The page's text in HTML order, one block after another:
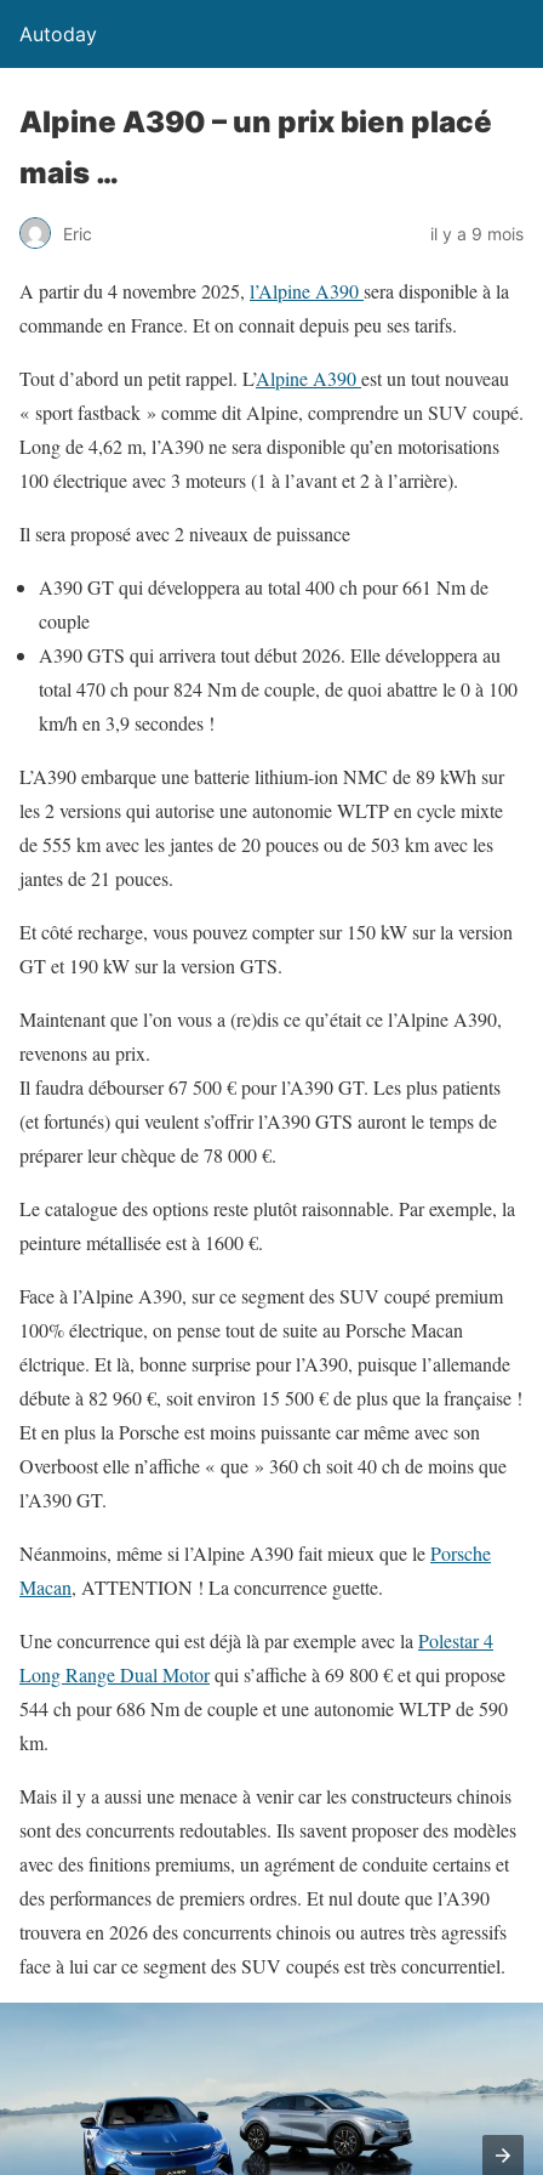
Autoday
Alpine A390 – un prix bien placé
mais …
Eric il y a 9 mois
A partir du 4 novembre 2025, l’Alpine A390sera disponible à la
commande en France. Et on connait depuis peu ses tarifs.
Tout d’abord un petit rappel. L’Alpine A390est un tout nouveau
« sport fastback » comme dit Alpine, comprendre un SUV coupé.
Long de 4,62 m, l’A390 ne sera disponible qu’en motorisations
100 électrique avec 3 moteurs (1 à l’avant et 2 à l’arrière).
Il sera proposé avec 2 niveaux de puissance
A390 GT qui développera au total 400 ch pour 661 Nm de
couple
A390 GTS qui arrivera tout début 2026. Elle développera au
total 470 ch pour 824 Nm de couple, de quoi abattre le 0 à 100
km/h en 3,9 secondes !
L’A390 embarque une batterie lithium-ion NMC de 89 kWh sur
les 2 versions qui autorise une autonomie WLTP en cycle mixte
de 555 km avec les jantes de 20 pouces ou de 503 km avec les
jantes de 21 pouces.
Et côté recharge, vous pouvez compter sur 150 kW sur la version
GT et 190 kW sur la version GTS.
Maintenant que l’on vous a (re)dis ce qu’était ce l’Alpine A390,
revenons au prix.
Il faudra débourser 67 500 € pour l’A390 GT. Les plus patients
(et fortunés) qui veulent s’offrir l’A390 GTS auront le temps de
préparer leur chèque de 78 000 €.
Le catalogue des options reste plutôt raisonnable. Par exemple, la
peinture métallisée est à 1600 €.
Face à l’Alpine A390, sur ce segment des SUV coupé premium
100% électrique, on pense tout de suite au Porsche Macan
élctrique. Et là, bonne surprise pour l’A390, puisque l’allemande
débute à 82 960 €, soit environ 15 500 € de plus que la française !
Et en plus la Porsche est moins puissante car même avec son
Overboost elle n’affiche « que » 360 ch soit 40 ch de moins que
l’A390 GT.
Néanmoins, même si l’Alpine A390 fait mieux que lePorsche
Macan, ATTENTION ! La concurrence guette.
Une concurrence qui est déjà là par exemple avec la Polestar 4
Long Range Dual Motorqui s’affiche à 69 800 € et qui propose
544 ch pour 686 Nm de couple et une autonomie WLTP de 590
km.
Mais il y a aussi une menace à venir car les constructeurs chinois
sont des concurrents redoutables. Ils savent proposer des modèles
avec des finitions premiums, un agrément de conduite certains et
des performances de premiers ordres. Et nul doute que l’A390
trouvera en 2026 des concurrents chinois ou autres très agressifs
face à lui car ce segment des SUV coupés est très concurrentiel.